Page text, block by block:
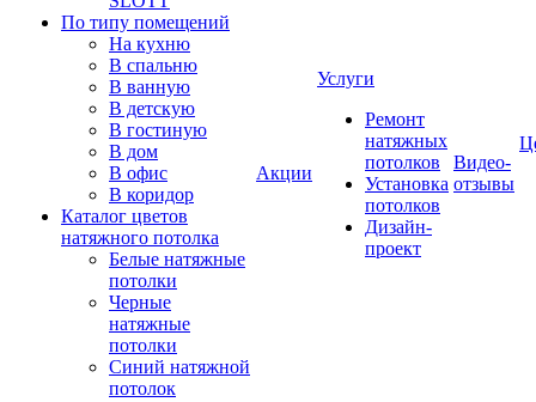
По типу помещений
На кухню
В спальню
В ванную
В детскую
В гостиную
В дом
В офис
В коридор
Каталог цветов
натяжного потолка
Белые натяжные
потолки
Черные
натяжные
потолки
Синий натяжной
потолок
Акции
Услуги
Ремонт
натяжных
потолков
Установка
потолков
Дизайн-
проект
Видео-
отзывы